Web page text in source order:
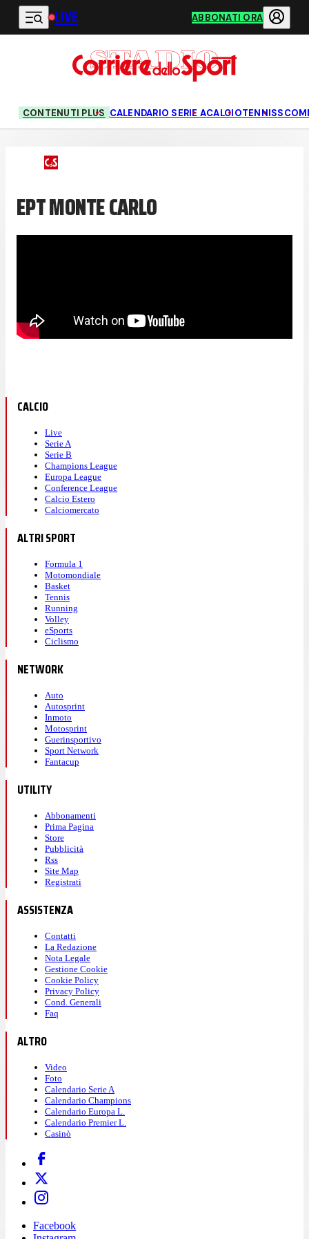
Vai al contenuto principale
LIVE ABBONATI ORA
CONTENUTI PLUS CALENDARIO SERIE ACALCIOTENNIS
EPT MONTE CARLO
CALCIO
Live
Serie A
Serie B
Champions League
Europa League
Conference League
Calcio Estero
Calciomercato
ALTRI SPORT
Formula 1
Motomondiale
Basket
Tennis
Running
Volley
eSports
Ciclismo
NETWORK
Auto
Autosprint
Inmoto
Motosprint
Guerinsportivo
Sport Network
Fantacup
UTILITY
Abbonamenti
Prima Pagina
Store
Pubblicità
Rss
Site Map
Registrati
ASSISTENZA
Contatti
La Redazione
Nota Legale
Gestione Cookie
Cookie Policy
Privacy Policy
Cond. Generali
Faq
ALTRO
Video
Foto
Calendario Serie A
Calendario Champions
Calendario Europa L.
Calendario Premier L.
Casinò
Facebook